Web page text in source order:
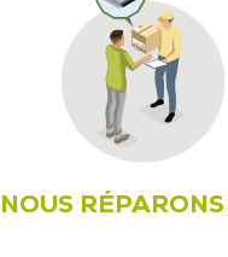
NOUS RÉPARONS